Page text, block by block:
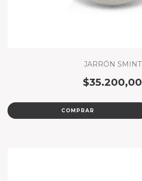
JARRÓN SMINT
$35.200,00